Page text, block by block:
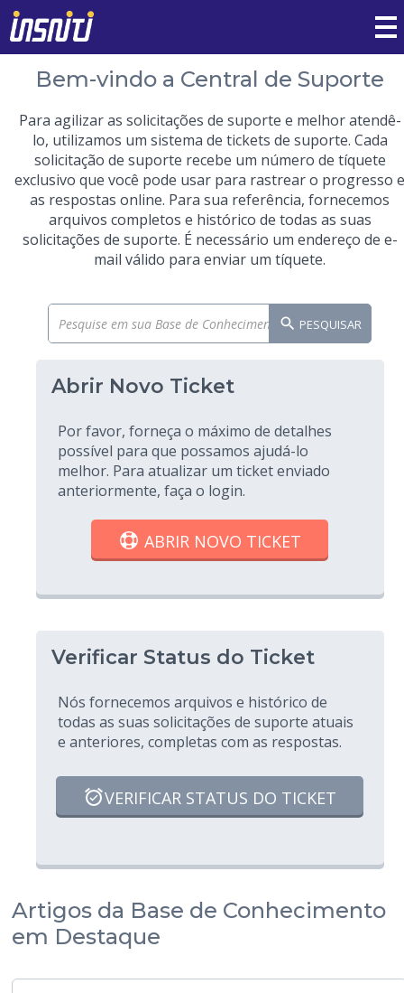
Bem-vindo a Central de Suporte
Para agilizar as solicitações de suporte e melhor atendê-
lo, utilizamos um sistema de tickets de suporte. Cada
solicitação de suporte recebe um número de tíquete
exclusivo que você pode usar para rastrear o progresso
as respostas online. Para sua referência, fornecemos
arquivos completos e histórico de todas as suas
solicitações de suporte. É necessário um endereço de e-
mail válido para enviar um tíquete.
PESQUISAR
Abrir Novo Ticket
Por favor, forneça o máximo de detalhes
possível para que possamos ajudá-lo
melhor. Para atualizar um ticket enviado
anteriormente, faça o login.
ABRIR NOVO TICKET
Verificar Status do Ticket
Nós fornecemos arquivos e histórico de
todas as suas solicitações de suporte atuais
e anteriores, completas com as respostas.
VERIFICAR STATUS DO TICKET
Artigos da Base de Conhecimento
em Destaque